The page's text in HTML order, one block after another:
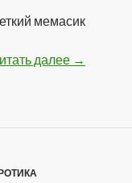
мемасик
далее Мстители
→